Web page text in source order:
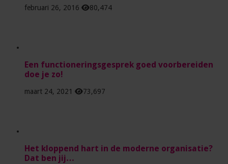
februari 26, 2016 80,474
Een functioneringsgesprek goed voorbereiden
doe je zo!
maart 24, 2021 73,697
Het kloppend hart in de moderne organisatie?
Dat ben jij…